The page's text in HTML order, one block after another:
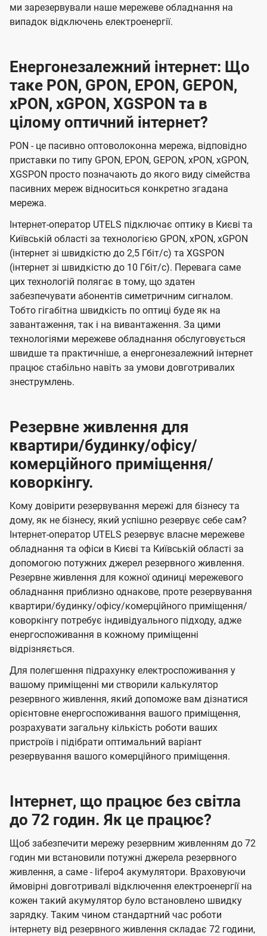
ми зарезервували наше мережеве обладнання на
випадок відключень електроенергії.
Енергонезалежний інтернет: Що
таке PON, GPON, EPON, GEPON,
xPON, xGPON, XGSPON та в
цілому оптичний інтернет?
PON - це пасивно оптоволоконна мережа, відповідно
приставки по типу GPON, EPON, GEPON, xPON, xGPON,
XGSPON просто позначають до якого виду сімейства
пасивних мереж відноситься конкретно згадана
мережа.
Інтернет-оператор UTELS підключає оптику в Києві та
Київській області за технологією GPON, xPON, xGPON
(інтернет зі швидкістю до 2,5 Гбіт/с) та XGSPON
(інтернет зі швидкістю до 10 Гбіт/с). Перевага саме
цих технологій полягає в тому, що здатен
забезпечувати абонентів симетричним сигналом.
Тобто гігабітна швидкість по оптиці буде як на
завантаження, так і на вивантаження. За цими
технологіями мережеве обладнання обслуговується
швидше та практичніше, а енергонезалежний інтернет
працює стабільно навіть за умови довготривалих
знеструмлень.
Резервне живлення для
квартири/будинку/офісу/
комерційного приміщення/
коворкінгу.
Кому довірити резервування мережі для бізнесу та
дому, як не бізнесу, який успішно резервує себе сам?
Інтернет-оператор UTELS резервує власне мережеве
обладнання та офіси в Києві та Київській області за
допомогою потужних джерел резервного живлення.
Резервне живлення для кожної одиниці мережевого
обладнання приблизно однакове, проте резервування
квартири/будинку/офісу/комерційного приміщення/
коворкінгу потребує індивідуального підходу, адже
енергоспоживання в кожному приміщенні
відрізняється.
Для полегшення підрахунку електроспоживання у
вашому приміщенні ми створили калькулятор
резервного живлення, який допоможе вам дізнатися
орієнтовне енергоспоживання вашого приміщення,
розрахувати загальну кількість роботи ваших
пристроїв і підібрати оптимальний варіант
резервування вашого комерційного приміщення.
Інтернет, що працює без світла
до 72 годин. Як це працює?
Щоб забезпечити мережу резервним живленням до 72
годин ми встановили потужні джерела резервного
живлення, а саме - lifepo4 акумулятори. Враховуючи
ймовірні довготривалі відключення електроенергії на
кожен такий акумулятор було встановлено швидку
зарядку. Таким чином стандартний час роботи
інтернету від резервного живлення складає 72 години,